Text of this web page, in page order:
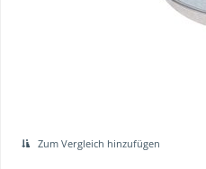
Zum Vergleich hinzufügen